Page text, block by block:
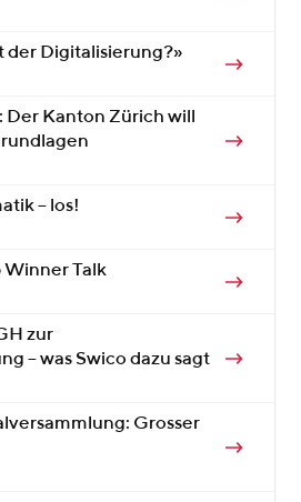
der Digitalisierung?»
Kanton Zürich will
– los!
Winner Talk
zur
– was Swico dazu sagt
Grosser